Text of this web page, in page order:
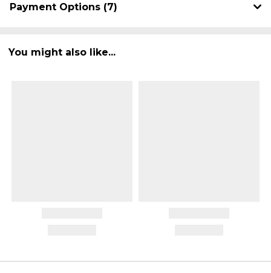
Payment Options (7)
You might also like...